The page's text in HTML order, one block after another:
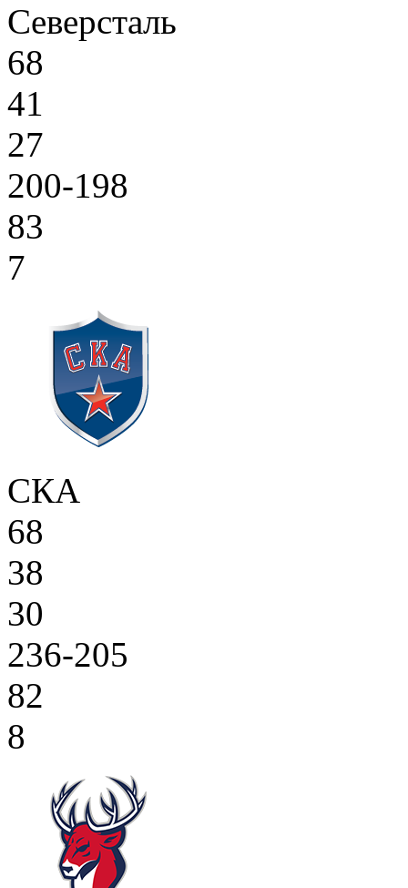
Северсталь
68
41
27
200-198
83
7
СКА
68
38
30
236-205
82
8